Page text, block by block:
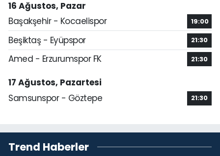
16 Ağustos, Pazar
Başakşehir - Kocaelispor
19:00
Beşiktaş - Eyüpspor 21:30
Amed - Erzurumspor FK 21:30
17 Ağustos, Pazartesi
Samsunspor - Göztepe
21:30
Trend Haberler